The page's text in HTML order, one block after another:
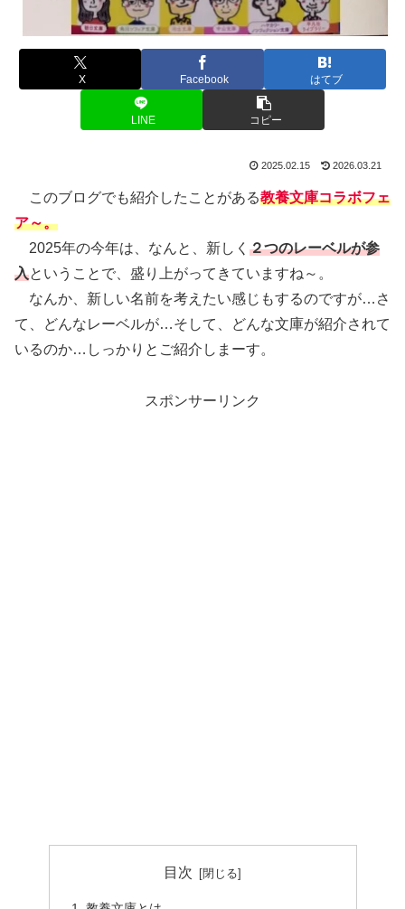
X Facebook はてブ
LINE コピー
2025.02.15 2026.03.21
このブログでも紹介したことがある教養文庫コラボフェ
ア～。
2025年の今年は、なんと、新しく ２つのレーベルが参
入ということで、盛り上がってきていますね～。
なんか、新しい名前を考えたい感じもするのですが…さ
て、どんなレーベルが…そして、どんな文庫が紹介されて
いるのか…しっかりとご紹介しまーす。
スポンサーリンク
目次